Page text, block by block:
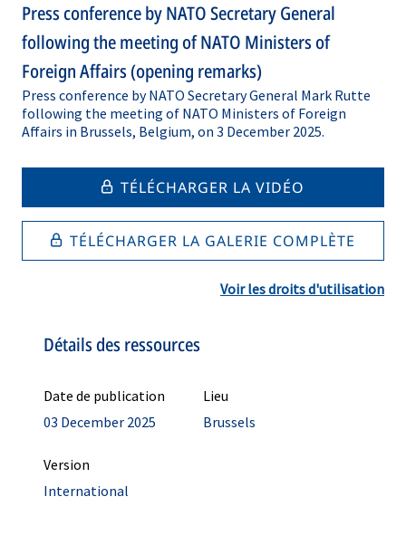
Press conference by NATO Secretary General
following the meeting of NATO Ministers of
Foreign Affairs (opening remarks)
Press conference by NATO Secretary General Mark Rutte
following the meeting of NATO Ministers of Foreign
Affairs in Brussels, Belgium, on 3 December 2025.
TÉLÉCHARGER LA VIDÉO
TÉLÉCHARGER LA GALERIE COMPLÈTE
Voir les droits d'utilisation
Détails des ressources
Date de publication
03 December 2025
Lieu
Brussels
Version
International